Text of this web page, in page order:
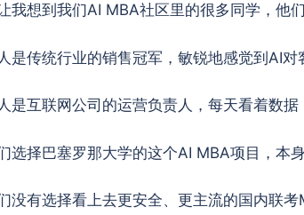
我想到我们AI MBA社区里的很多同学，他
是传统行业的销售冠军，敏锐地感觉到AI
是互联网公司的运营负责人，每天看着数
选择巴塞罗那大学的这个AI MBA项目，本
没有选择看上去更安全、更主流的国内联